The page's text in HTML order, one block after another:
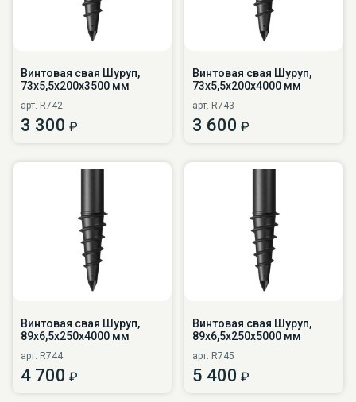
Винтовая свая Шуруп,
73х5,5х200х3500 мм
арт. R742
3 300 ₽
Винтовая свая Шуруп,
73х5,5х200х4000 мм
арт. R743
3 600 ₽
Винтовая свая Шуруп,
89х6,5х250х4000 мм
арт. R744
4 700 ₽
Винтовая свая Шуруп,
89х6,5х250х5000 мм
арт. R745
5 400 ₽